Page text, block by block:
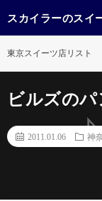
スカイラーのスイ
東京スイーツ店リスト
ビルズの
2011.01.06 神